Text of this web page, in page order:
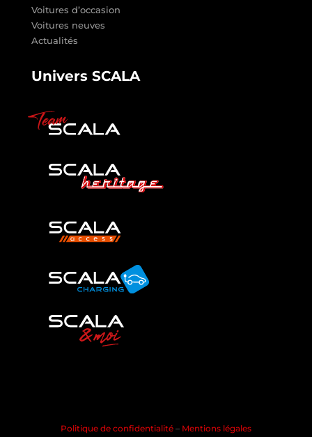
Voitures d’occasion
Voitures neuves
Actualités
Univers SCALA
Politique de confidentialité – Mentions légales